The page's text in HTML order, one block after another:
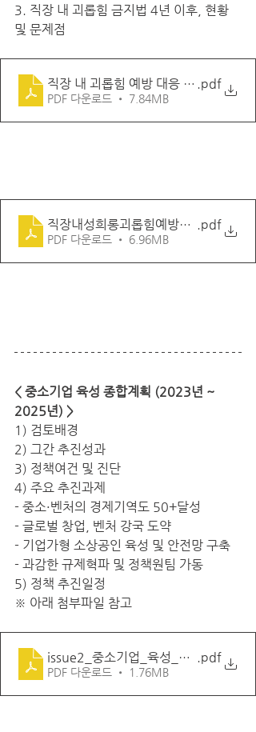
3. 직장 내 괴롭힘 금지법 4년 이후, 현황
및 문제점
직장 내 괴롭힘 예방 대응 매뉴얼
.pdf
PDF 다운로드 • 7.84MB
직장내성희롱괴롭힘예방교육.pdf
PDF 다운로드 • 6.96MB
< 중소기업 육성 종합계획 (2023년 ~
2025년) >
1) 검토배경
2) 그간 추진성과
3) 정책여건 및 진단
4) 주요 추진과제
- 중소·벤처의 경제기역도 50+달성
- 글로벌 창업, 벤처 강국 도약
- 기업가형 소상공인 육성 및 안전망 구축
- 과감한 규제혁파 및 정책원팀 가동
5) 정책 추진일정
※ 아래 첨부파일 참고
issue2_중소기업_육성_종합계획
.pdf
PDF 다운로드 • 1.76MB